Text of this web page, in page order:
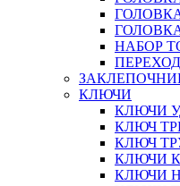
НАБОР
КЛЮЧИ
КЛЮЧИ
КЛЮЧ
КЛЮЧ
КЛЮЧИ
КЛЮЧИ